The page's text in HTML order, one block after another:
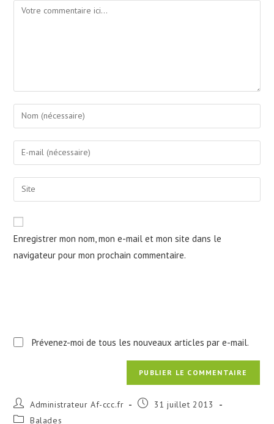
Comment
Enter
your
name
comment
Enter
your
email
address
Saisir
l’URL
votre
site
(facultatif)
Enregistrer mon nom, mon e-mail et mon site dans le
navigateur pour mon prochain commentaire.
Prévenez-moi de tous les nouveaux articles par e-mail.
Auteur/autrice
de
Administrateur Af-ccc.fr
Publication
31 juillet 2013
Post Balades